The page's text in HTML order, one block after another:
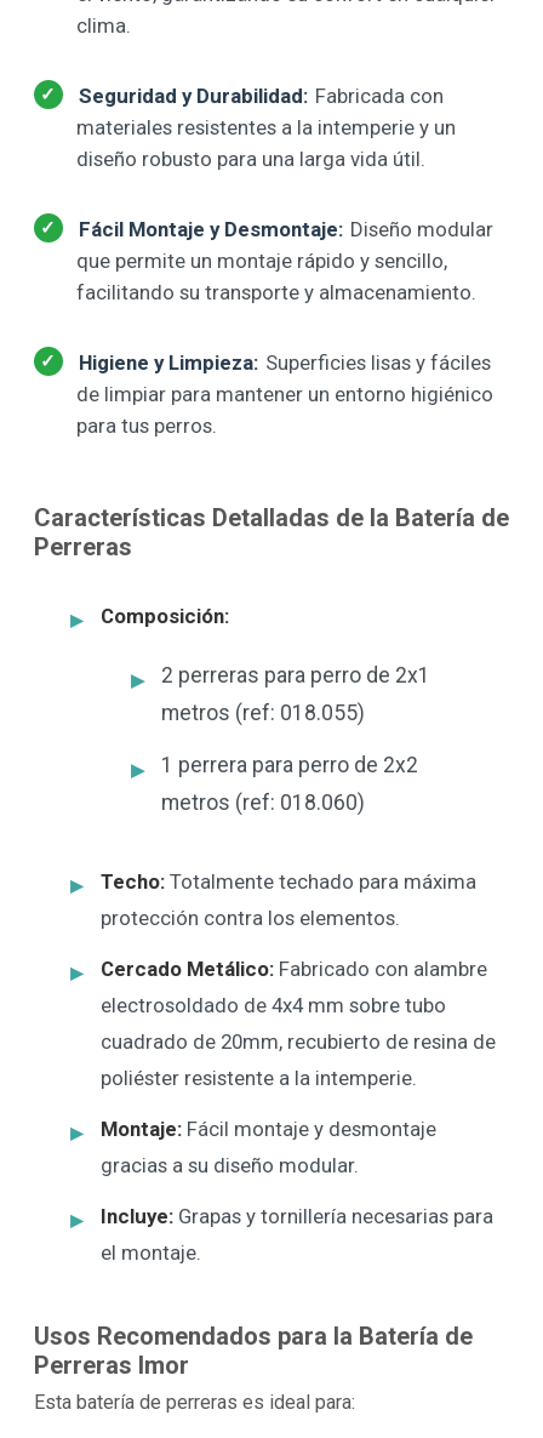
clima.
Seguridad y Durabilidad: Fabricada con
materiales resistentes a la intemperie y un
diseño robusto para una larga vida útil.
Fácil Montaje y Desmontaje: Diseño modular
que permite un montaje rápido y sencillo,
facilitando su transporte y almacenamiento.
Higiene y Limpieza: Superficies lisas y fáciles
de limpiar para mantener un entorno higiénico
para tus perros.
Características Detalladas de la Batería de
Perreras
Composición:
2 perreras para perro de 2x1
metros (ref: 018.055)
1 perrera para perro de 2x2
metros (ref: 018.060)
Techo:Totalmente techado para máxima
protección contra los elementos.
Cercado Metálico:Fabricado con alambre
electrosoldado de 4x4 mm sobre tubo
cuadrado de 20mm, recubierto de resina de
poliéster resistente a la intemperie.
Montaje:Fácil montaje y desmontaje
gracias a su diseño modular.
Incluye:Grapas y tornillería necesarias para
el montaje.
Usos Recomendados para la Batería de
Perreras Imor
Esta batería de perreras es ideal para: